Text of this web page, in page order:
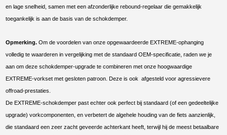
en lage snelheid, samen met een afzonderlijke rebound-regelaar die gemakkelijk
toegankelijk is aan de basis van de schokdemper.
Opmerking.Om de voordelen van onze opgewaardeerde EXTREME-ophanging
volledig te waarderen in vergelijking met de standaard OEM-specificatie, raden we je
aan om deze schokdemper-upgrade te combineren met onze hoogwaardige
EXTREME-vorkset met gesloten patroon. Deze is ook afgesteld voor agressievere
offroad-prestaties.
De EXTREME-schokdemper past echter ook perfect bij standaard (of een gedeeltelijke
upgrade) vorkcomponenten, en verbetert de algehele houding van de fiets aanzienlijk,
die standaard een zeer zacht geveerde achterkant heeft, terwijl hij de meest betaalbare